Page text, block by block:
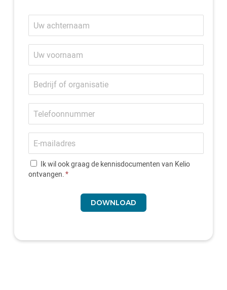
Achternaam
Voornaam
Bedrijf
of
organisatie
Telefoonnummer
E-
mailadres
Ik wil ook graag de kennisdocumenten van Kelio
ontvangen.